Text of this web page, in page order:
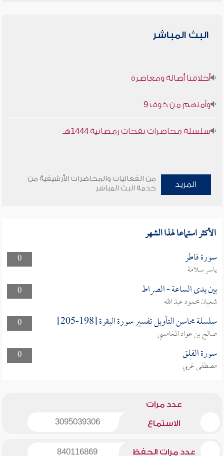
البث المباشر
أخلاقنا أصالة ومعاصرة
وأمنهم من خوف 9
سلسلة محاضرات نفحات رمضانية 1444هـ
المزيد
من الفعاليات والمحاضرات الأرشيفية من
خدمة البث المباشر
الأكثر استماعا لهذا الشهر
0 سورة فاطر
ياسر سلامة
0
بين يدى الساعة - الصراط
شعبان محمود عبد الله
0
سلسلة محاسن التأويل تفسير سورة البقرة [198-205]
صالح بن عواد المغامسي
0
سورة الفلق
مصطفى غربي
عدد مرات
الاستماع 3095039306
عدد مرات الحفظ 840116869